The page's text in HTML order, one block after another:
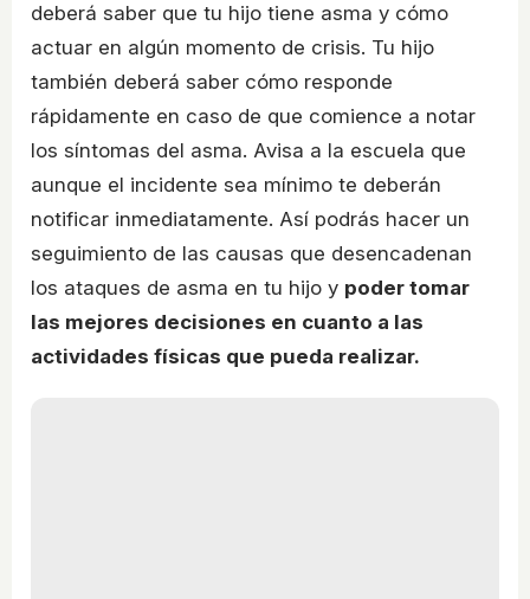
deberá saber que tu hijo tiene asma y cómo
actuar en algún momento de crisis. Tu hijo
también deberá saber cómo responde
rápidamente en caso de que comience a notar
los síntomas del asma. Avisa a la escuela que
aunque el incidente sea mínimo te deberán
notificar inmediatamente. Así podrás hacer un
seguimiento de las causas que desencadenan
los ataques de asma en tu hijo y poder tomar
las mejores decisiones en cuanto a las
actividades físicas que pueda realizar.